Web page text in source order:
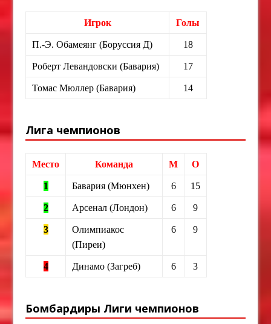
Игрок Голы
П.-Э. Обамеянг (Боруссия Д) 18
Роберт Левандовски (Бавария) 17
Томас Мюллер (Бавария) 14
Лига чемпионов
Место Команда М О
1 Бавария (Мюнхен) 6 15
2 Арсенал (Лондон) 6 9
3
Олимпиакос
(Пиреи)
6 9
4 Динамо (Загреб) 6 3
Бомбардиры Лиги чемпионов